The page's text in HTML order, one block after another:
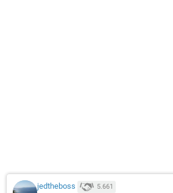
jedtheboss 5.661